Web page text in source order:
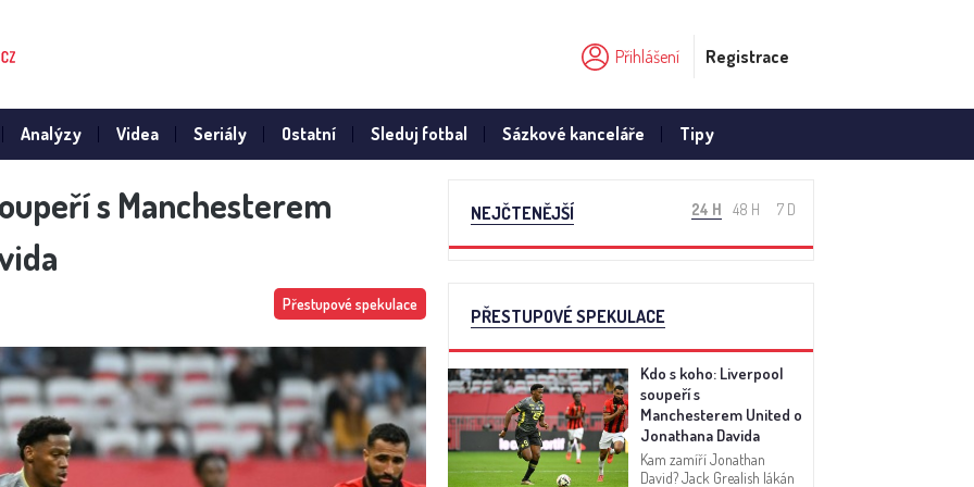
Přihlášení Registrace
Analýzy Videa Seriály Ostatní Sleduj fotbal Sázkové kanceláře Tipy
s Manchesterem
Přestupové spekulace
NEJČTENĚJŠÍ 7 D
48 H
24 H
PŘESTUPOVÉ SPEKULACE
Kdo s koho: Liverpool
soupeří s
Manchesterem United o
Jonathana Davida
Kam zamíří Jonathan
David? Jack Grealish lákán